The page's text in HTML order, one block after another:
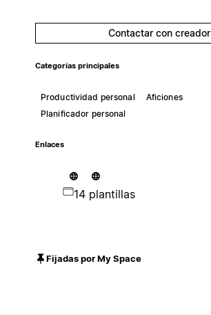
Contactar con creador
Categorías principales
Productividad personal
Aficiones
Planificador personal
Enlaces
14 plantillas
Fijadas por My Space